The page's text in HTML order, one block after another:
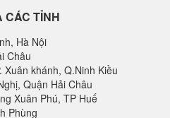
CÁC TỈNH
Hà Nội
Châu
Xuân khánh, Q.Ninh Kiều
Quận Hải Châu
Xuân Phú, TP Huế
Phùng